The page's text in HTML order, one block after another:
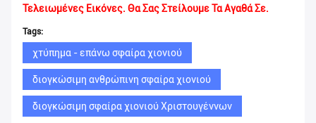
Τελειωμένες Εικόνες. Θα Σας Στείλουμε Τα Αγαθά Σε.
Tags:
χτύπημα - επάνω σφαίρα χιονιού
διογκώσιμη ανθρώπινη σφαίρα χιονιού
διογκώσιμη σφαίρα χιονιού Χριστουγέννων